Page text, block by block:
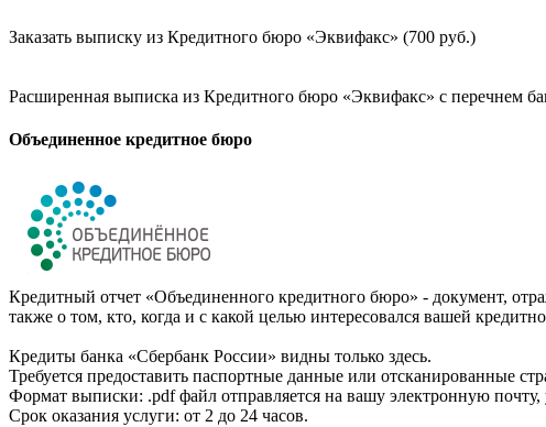
Заказать выписку из Кредитного бюро «Эквифакс» (700 руб.)
Расширенная выписка из Кредитного бюро «Эквифакс» с перечнем
Объединенное кредитное бюро
Кредитный отчет «Объединенного кредитного бюро» - документ,
также о том, кто, когда и с какой целью интересовался вашей
Кредиты банка «Сбербанк России» видны только здесь.
Требуется предоставить паспортные данные или отсканированные
Формат выписки: .pdf файл отправляется на вашу электронную
Срок оказания услуги: от 2 до 24 часов.